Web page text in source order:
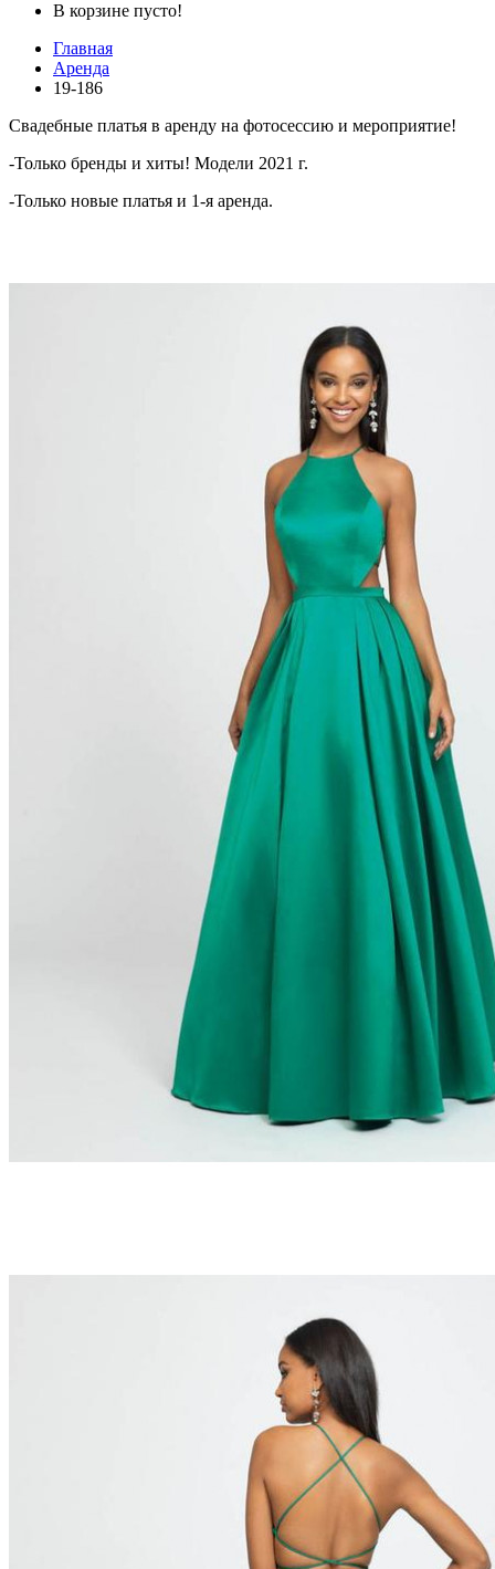
В корзине пусто!
Главная
Аренда
19-186
Свадебные платья в аренду на фотосессию и мероприятие!
-Только бренды и хиты! Модели 2021 г.
-Только новые платья и 1-я аренда.